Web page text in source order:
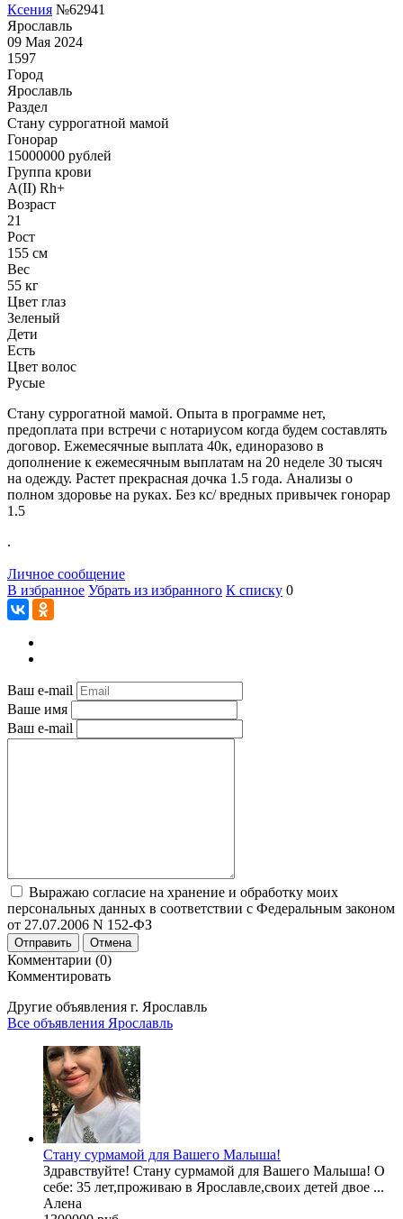
Ксения №62941
Ярославль
09 Мая 2024
1597
Город
Ярославль
Раздел
Cтану суррогатной мамой
Гонoрар
15000000 рублей
Группа крови
A(II) Rh+
Возраст
21
Рост
155 см
Вес
55 кг
Цвет глаз
Зеленый
Дети
Есть
Цвет волос
Русые
Стану суррогатной мамой. Опыта в программе нет,
предоплата при встречи с нотариусом когда будем составлять
договор. Ежемесячные выплата 40к, единоразово в
дополнение к ежемесячным выплатам на 20 неделе 30 тысяч
на одежду. Растет прекрасная дочка 1.5 года. Анализы о
полном здоровье на руках. Без кс/ вредных привычек гонорар
1.5
.
Личное сообщение
В избранное Убрать из избранного К списку 0
Ваш e-mail
Ваше имя
Ваш e-mail
Выражаю согласие на хранение и обработку моих
персональных данных в соответствии с Федеральным законом
от 27.07.2006 N 152-ФЗ
Отправить Отмена
Комментарии (0)
Комментировать
Другие объявления г. Ярославль
Все объявления Ярославль
Стану сурмамой для Вашего Малыша!
Здравствуйте! Стану сурмамой для Вашего Малыша! О
себе: 35 лет,проживаю в Ярославле,своих детей двое ...
Алена